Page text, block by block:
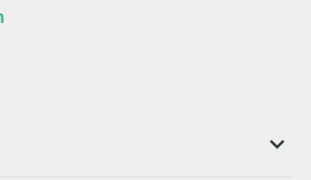
keyboard_arrow_down